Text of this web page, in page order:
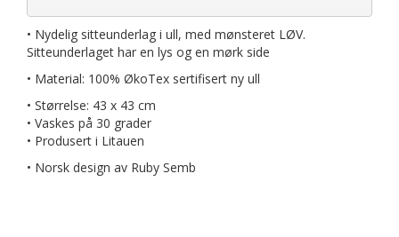
• Nydelig sitteunderlag i ull, med mønsteret LØV.
Sitteunderlaget har en lys og en mørk side
• Material: 100% ØkoTex sertifisert ny ull
• Størrelse: 43 x 43 cm
• Vaskes på 30 grader
• Produsert i Litauen
• Norsk design av Ruby Semb